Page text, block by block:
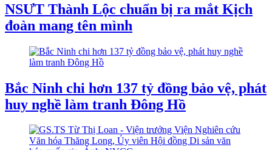
NSƯT Thành Lộc chuẩn bị ra mắt Kịch
đoàn mang tên mình
Bắc Ninh chi hơn 137 tỷ đồng bảo vệ, phát
huy nghề làm tranh Đông Hồ